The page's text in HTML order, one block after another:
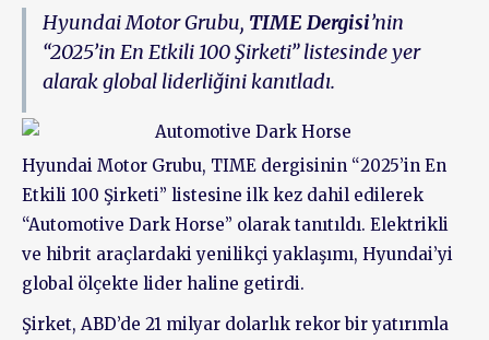
Hyundai Motor Grubu, TIME Dergisi’nin
“2025’in En Etkili 100 Şirketi” listesinde yer
alarak global liderliğini kanıtladı.
Hyundai Motor Grubu, TIME dergisinin “2025’in En
Etkili 100 Şirketi” listesine ilk kez dahil edilerek
“Automotive Dark Horse” olarak tanıtıldı. Elektrikli
ve hibrit araçlardaki yenilikçi yaklaşımı, Hyundai’yi
global ölçekte lider haline getirdi.
Şirket, ABD’de 21 milyar dolarlık rekor bir yatırımla